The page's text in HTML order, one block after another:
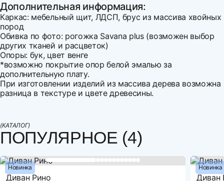
Дополнительная информация:
Каркас: мебельный щит, ЛДСП, брус из массива хвойных
пород
Обивка по фото: рогожка Savana plus (возможен выбор
других тканей и расцветок)
Опоры: бук, цвет венге
*возможно покрытие опор белой эмалью за
дополнительную плату.
При изготовлении изделий из массива дерева возможна
разница в текстуре и цвете древесины.
Глубина
Спальное место, ширина
Спальное место, длина
460
Механизм трансформации
Без механизма
Оплата наличными
Оплата по счету
Оплата банковской картой
Рассрочка по картам Совесть и Халва
Оплата СБП
(КАТАЛОГ)
ПОПУЛЯРНОЕ (4)
Новинка
Диван Рино
Новинка
Диван